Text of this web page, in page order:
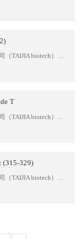
杭州肽佳生物科技有限公司（TAIJIA biotech）位于杭州滨江区天和高科园区。公司主要科研人员拥有十多年的多肽产品研发经验，可以为您提供多肽序列设计服务及各种特殊修饰肽生产。目前，我们可以提供：糖肽、同位素标记肽、大环螯合肽、MAPS复合抗原肽，应用于各类科学研究；各种荧光标记多肽，应用...
T
(315-329)
杭州肽佳生物科技有限公司（TAIJIA biotech）位于杭州滨江区天和高科园区。公司主要科研人员拥有十多年的多肽产品研发经验，可以为您提供多肽序列设计服务及各种特殊修饰肽生产。目前，我们可以提供：糖肽、同位素标记肽、大环螯合肽、MAPS复合抗原肽，应用于各类科学研究；各种荧光标记多肽，应用...